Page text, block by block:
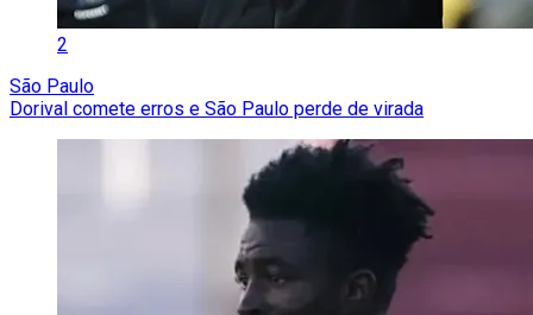
2
São Paulo
Dorival comete erros e São Paulo perde de virada